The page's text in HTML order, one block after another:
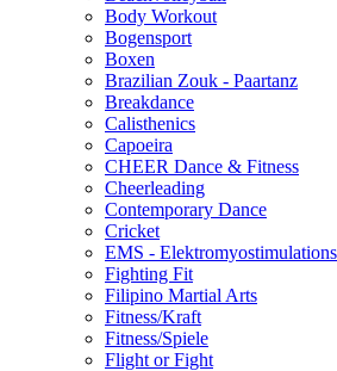
Body Workout
Bogensport
Boxen
Brazilian Zouk - Paartanz
Breakdance
Calisthenics
Capoeira
CHEER Dance & Fitness
Cheerleading
Contemporary Dance
Cricket
EMS -
Fighting Fit
Filipino Martial Arts
Fitness/Kraft
Fitness/Spiele
Flight or Fight